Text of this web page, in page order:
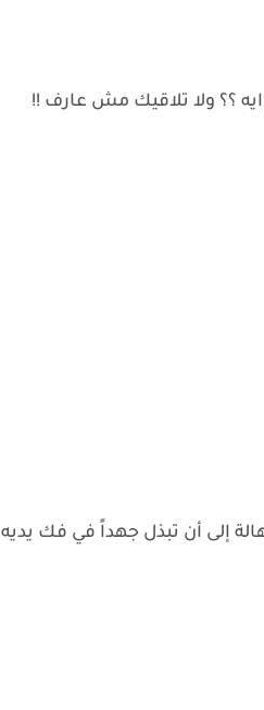
؟؟ ولا تلاقيك مش عارف !!
إلى أن تبذل جهداً في فك يديه